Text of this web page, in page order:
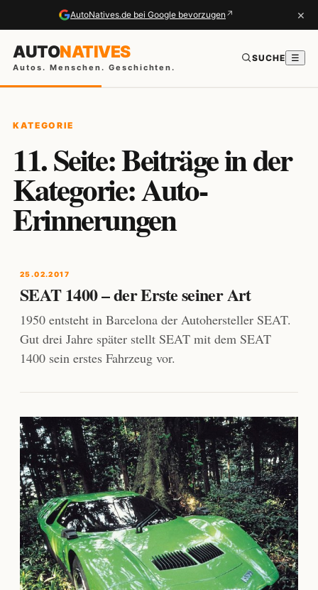
AutoNatives.de bei Google bevorzugen ↗ ×
AUTONATIVES
Autos. Menschen. Geschichten.
SUCHE ☰
KATEGORIE
11. Seite: Beiträge in der
Kategorie: Auto-
Erinnerungen
25.02.2017
SEAT 1400 – der Erste seiner Art
1950 entsteht in Barcelona der Autohersteller SEAT.
Gut drei Jahre später stellt SEAT mit dem SEAT
1400 sein erstes Fahrzeug vor.